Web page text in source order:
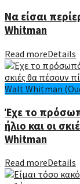
Να είσαι
Whitman
Read moreDetails
Walt Whitman
Έχε το
ήλιο και οι
Whitman
Read moreDetails